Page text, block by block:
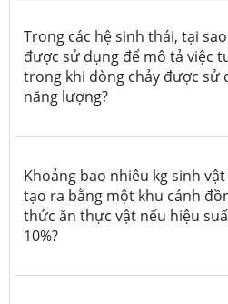
Trong các hệ sinh thái, tại
được sử dụng để mô tả việc
trong khi dòng chảy được sử
năng lượng?
Khoảng bao nhiêu kg sinh
tạo ra bằng một khu cánh
thức ăn thực vật nếu hiệu
10%?